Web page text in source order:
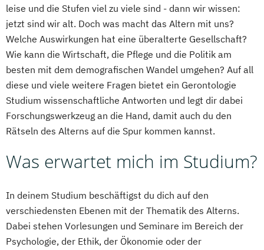
leise und die Stufen viel zu viele sind - dann wir wissen:
jetzt sind wir alt. Doch was macht das Altern mit uns?
Welche Auswirkungen hat eine überalterte Gesellschaft?
Wie kann die Wirtschaft, die Pflege und die Politik am
besten mit dem demografischen Wandel umgehen? Auf all
diese und viele weitere Fragen bietet ein Gerontologie
Studium wissenschaftliche Antworten und legt dir dabei
Forschungswerkzeug an die Hand, damit auch du den
Rätseln des Alterns auf die Spur kommen kannst.
Was erwartet mich im Studium?
In deinem Studium beschäftigst du dich auf den
verschiedensten Ebenen mit der Thematik des Alterns.
Dabei stehen Vorlesungen und Seminare im Bereich der
Psychologie, der Ethik, der Ökonomie oder der